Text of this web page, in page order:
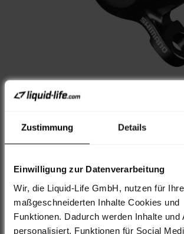
Zustimmung Details
Einwilligung zur Datenverarbeitung
Wir, die Liquid-Life GmbH, nutzen für Ihre
maßgeschneiderten Inhalte Cookies und
Funktionen. Dadurch werden Inhalte und
personalisiert, Funktionen für Social
Artikelnummer: 524694
Shimano Bremssattel
XT BR-M8000 G02A
Angebot
46,95 €* zzgl. 4,95€ Versand
71,95 €